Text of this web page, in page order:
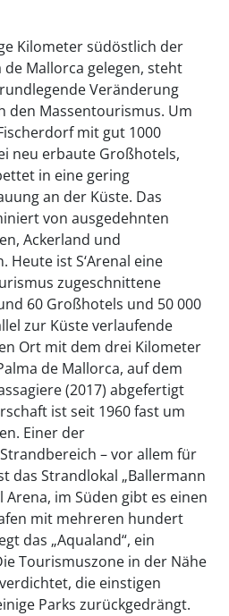
Kilometer südöstlich der
Mallorca gelegen, steht
Veränderung
den Massentourismus. Um
mit gut 1000
neu erbaute Großhotels,
in eine gering
an der Küste. Das
von ausgedehnten
Ackerland und
ist S‘Arenal eine
zugeschnittene
60 Großhotels und 50 000
zur Küste verlaufende
Ort mit dem drei Kilometer
de Mallorca, auf dem
(2017) abgefertigt
ist seit 1960 fast um
Einer der
– vor allem für
das Strandlokal „Ballermann
Arena, im Süden gibt es einen
mit mehreren hundert
das „Aqualand“, ein
Tourismuszone in der Nähe
die einstigen
Parks zurückgedrängt.